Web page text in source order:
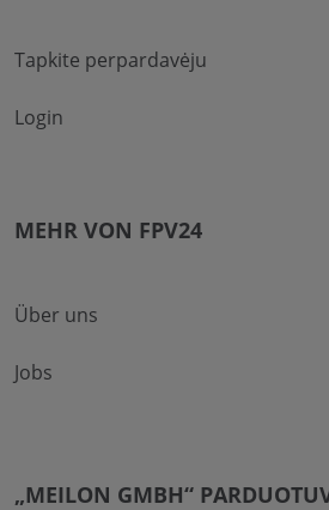
Tapkite perpardavėju
Login
MEHR VON FPV24
Über uns
Jobs
„MEILON GMBH“